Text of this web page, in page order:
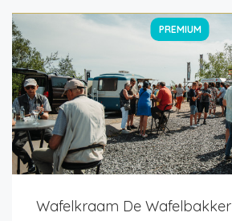
PREMIUM
Wafelkraam De Wafelbakker